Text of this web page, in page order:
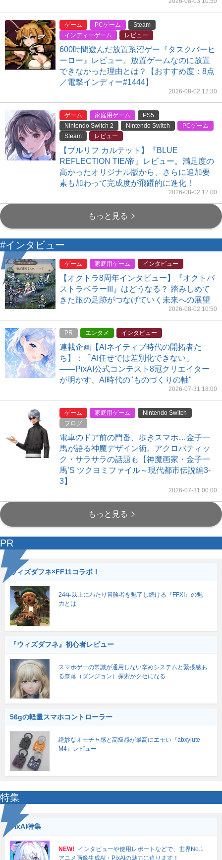
ゲーム PCゲーム
Steam
インディーゲーム
レビュー
600時間遊んだ放置系沼ゲー『タスクバーヒ
ーロー』レビュー。放置ゲームなのに放置
できなかった理由とは？【おすすめ度：8点
／電撃インディー#1444】
2026-08-02 12:30
ゲーム 家庭用ゲーム
PS5
Nintendo Switch 2
Nintendo Switch
PCゲーム
Steam
レビュー
【ブルリフ カルテット】『BLUE
REFLECTION TIE/帝』レビュー。満足度の
高かったオリジナル版から、さらに追加要
素も加わって完成度が飛躍的に進化！
2026-08-02 12:00
もっと見る
#インタビュー
ゲーム 家庭用ゲーム インタビュー
【オクトラ8周年インタビュー】『オクトパ
ストラベラーIII』はどうなる？ 踏みしめて
きた旅の足跡がつなげていく未来への展望
2026-08-02 10:50
PR エンタメ インタビュー
連載企画【AIネイティブ時代の開拓者た
ち】：「AI任せでは差別化できない」
――PixAI公式コンテスト8冠クリエイター
が明かす、AI時代の"ものづくりの軸"
2026-07-31 18:00
ゲーム 家庭用ゲーム
Nintendo Switch
ブログ
電車のドア前の門番、歩きスマホ…金子一
馬が語る神魔デザイン術。アクロバティッ
ク・サラサラの話題も【神魔画家・金子一
馬’S ツクヨミファイル～現代都市伝説編3-
3】
2026-07-31 00:00
もっと見る
PR
ウィズダフネ×FF11コラボ！
24年以上にわたり冒険者を魅了し続ける『FFXI』の魅
力とは
『ウィズダフネ』初心者レビュー
スマホゲーの常識が通用しない辛めシステムと緊張感あ
る奈落（ダンジョン）探索がクセになる
56gの軽量スマホコントローラー
絶妙なオモチャ感と高級感が最高にエモい『abxylute
M4』レビュー
特集
PixAI特集
NEW!
インタビューや使用レポートなどで、世界No.1
アニメ画像生成AI・PixAIの魅力に迫ります！